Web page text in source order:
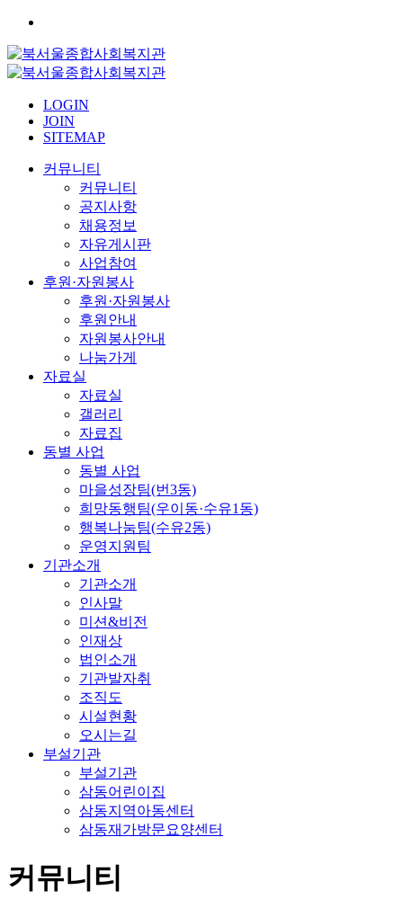
LOGIN
JOIN
SITEMAP
커뮤니티
커뮤니티
공지사항
채용정보
자유게시판
사업참여
후원·자원봉사
후원·자원봉사
후원안내
자원봉사안내
나눔가게
자료실
자료실
갤러리
자료집
동별 사업
동별 사업
마을성장팀(번3동)
희망동행팀(우이동·수유1동)
행복나눔팀(수유2동)
운영지원팀
기관소개
기관소개
인사말
미션&비전
인재상
법인소개
기관발자취
조직도
시설현황
오시는길
부설기관
부설기관
삼동어린이집
삼동지역아동센터
삼동재가방문요양센터
커뮤니티